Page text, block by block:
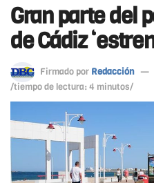
Gran parte del
de Cádiz
Firmado por Redacción
/tiempo de lectura: 4 minutos/